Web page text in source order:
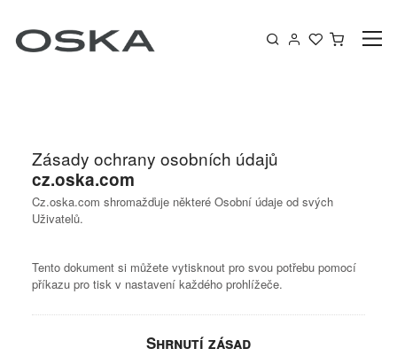
Košík
Zásady ochrany osobních údajů
cz.oska.com
Cz.oska.com shromažďuje některé Osobní údaje od svých
Uživatelů.
Tento dokument si můžete vytisknout pro svou potřebu pomocí
příkazu pro tisk v nastavení každého prohlížeče.
Shrnutí zásad